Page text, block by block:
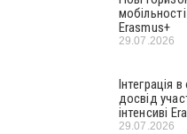
Erasmus+
29.07.2026
Інтеграція
досвід
інтенсиві
29.07.2026